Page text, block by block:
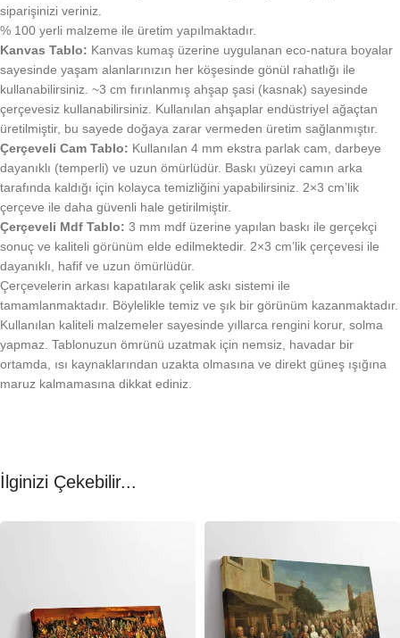
siparişinizi veriniz.
% 100 yerli malzeme ile üretim yapılmaktadır.
Kanvas Tablo: Kanvas kumaş üzerine uygulanan eco-natura boyalar
sayesinde yaşam alanlarınızın her köşesinde gönül rahatlığı ile
kullanabilirsiniz. ~3 cm fırınlanmış ahşap şasi (kasnak) sayesinde
çerçevesiz kullanabilirsiniz. Kullanılan ahşaplar endüstriyel ağaçtan
üretilmiştir, bu sayede doğaya zarar vermeden üretim sağlanmıştır.
Çerçeveli Cam Tablo: Kullanılan 4 mm ekstra parlak cam, darbeye
dayanıklı (temperli) ve uzun ömürlüdür. Baskı yüzeyi camın arka
tarafında kaldığı için kolayca temizliğini yapabilirsiniz. 2×3 cm’lik
çerçeve ile daha güvenli hale getirilmiştir.
Çerçeveli Mdf Tablo: 3 mm mdf üzerine yapılan baskı ile gerçekçi
sonuç ve kaliteli görünüm elde edilmektedir. 2×3 cm’lik çerçevesi ile
dayanıklı, hafif ve uzun ömürlüdür.
Çerçevelerin arkası kapatılarak çelik askı sistemi ile
tamamlanmaktadır. Böylelikle temiz ve şık bir görünüm kazanmaktadır.
Kullanılan kaliteli malzemeler sayesinde yıllarca rengini korur, solma
yapmaz. Tablonuzun ömrünü uzatmak için nemsiz, havadar bir
ortamda, ısı kaynaklarından uzakta olmasına ve direkt güneş ışığına
maruz kalmamasına dikkat ediniz.
İlginizi Çekebilir...